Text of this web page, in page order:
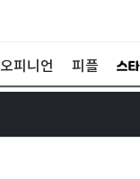
오피니언 피플